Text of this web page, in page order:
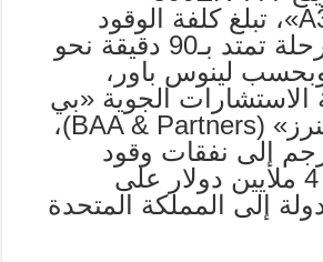
و«إيرباص A380»، تبلغ كلفة الوقود
الإضافية لكل رحلة تمتد بـ90 دقيقة نحو
وبحسب لينوس باور،
الجوية «بي
إيه إيه آند بارتنرز» (BAA & Partners)،
إلى نفقات وقود
شهرية تتجاوز 4 ملايين دولار على
إلى المملكة المتحدة